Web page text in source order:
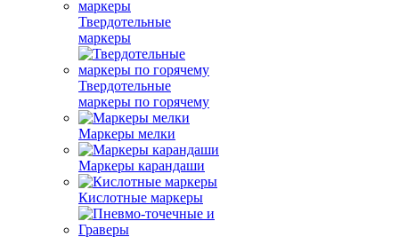
Твердотельные
маркеры
Твердотельные
маркеры по горячему
Маркеры мелки
Маркеры карандаши
Кислотные маркеры